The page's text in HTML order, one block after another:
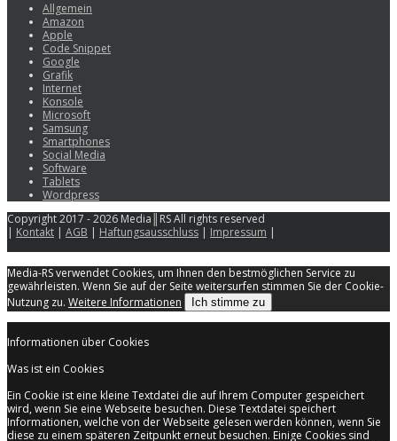
Allgemein
Amazon
Apple
Code Snippet
Google
Grafik
Internet
Konsole
Microsoft
Samsung
Smartphones
Social Media
Software
Tablets
Wordpress
Copyright 2017 - 2026 Media║RS All rights reserved
| Kontakt | AGB | Haftungsausschluss | Impressum |
Media-RS verwendet Cookies, um Ihnen den bestmöglichen Service zu
gewährleisten. Wenn Sie auf der Seite weitersurfen stimmen Sie der Cookie-
Nutzung zu. Weitere Informationen Ich stimme zu
Informationen über Cookies
Was ist ein Cookies
Ein Cookie ist eine kleine Textdatei die auf Ihrem Computer gespeichert
wird, wenn Sie eine Webseite besuchen. Diese Textdatei speichert
Informationen, welche von der Webseite gelesen werden können, wenn Sie
diese zu einem späteren Zeitpunkt erneut besuchen. Einige Cookies sind